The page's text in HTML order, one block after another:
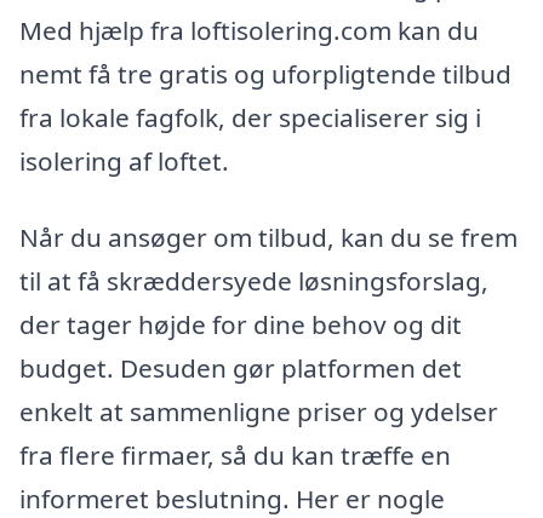
Med hjælp fra loftisolering.com kan du
nemt få tre gratis og uforpligtende tilbud
fra lokale fagfolk, der specialiserer sig i
isolering af loftet.
Når du ansøger om tilbud, kan du se frem
til at få skræddersyede løsningsforslag,
der tager højde for dine behov og dit
budget. Desuden gør platformen det
enkelt at sammenligne priser og ydelser
fra flere firmaer, så du kan træffe en
informeret beslutning. Her er nogle